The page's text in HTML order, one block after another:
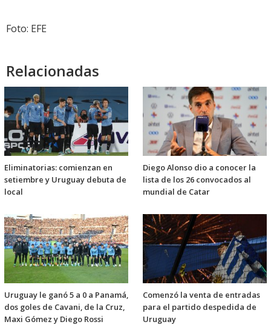
Foto: EFE
Relacionadas
Eliminatorias: comienzan en
setiembre y Uruguay debuta de
local
Diego Alonso dio a conocer la
lista de los 26 convocados al
mundial de Catar
Uruguay le ganó 5 a 0 a Panamá,
dos goles de Cavani, de la Cruz,
Maxi Gómez y Diego Rossi
Comenzó la venta de entradas
para el partido despedida de
Uruguay